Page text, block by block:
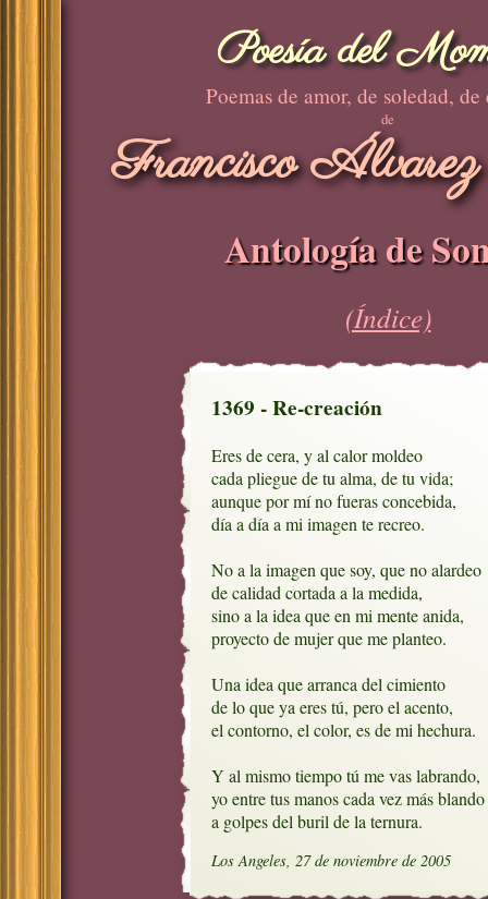
Poesía del
Poemas de amor, de soledad, de
de
Francisco
Antología de
(Índice)
1369 - Re-creación
Eres de cera, y al calor moldeo
cada pliegue de tu alma, de tu vida;
aunque por mí no fueras concebida,
día a día a mi imagen te recreo.
No a la imagen que soy, que no alardeo
de calidad cortada a la medida,
sino a la idea que en mi mente anida,
proyecto de mujer que me planteo.
Una idea que arranca del cimiento
de lo que ya eres tú, pero el acento,
el contorno, el color, es de mi hechura.
Y al mismo tiempo tú me vas labrando,
yo entre tus manos cada vez más blando
a golpes del buril de la ternura.
Los Angeles, 27 de noviembre de 2005